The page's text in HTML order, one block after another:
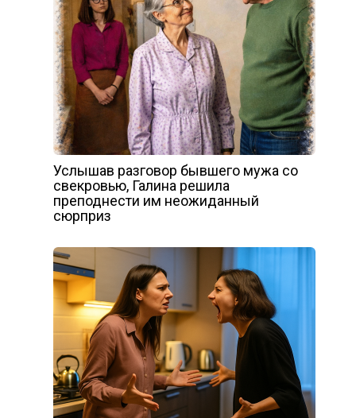
Услышав разговор бывшего мужа со
свекровью, Галина решила
преподнести им неожиданный
сюрприз